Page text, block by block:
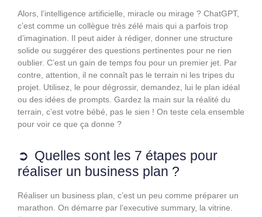
Alors, l’intelligence artificielle, miracle ou mirage ? ChatGPT,
c’est comme un collègue très zélé mais qui a parfois trop
d’imagination. Il peut aider à rédiger, donner une structure
solide ou suggérer des questions pertinentes pour ne rien
oublier. C’est un gain de temps fou pour un premier jet. Par
contre, attention, il ne connaît pas le terrain ni les tripes du
projet. Utilisez, le pour dégrossir, demandez, lui le plan idéal
ou des idées de prompts. Gardez la main sur la réalité du
terrain, c’est votre bébé, pas le sien ! On teste cela ensemble
pour voir ce que ça donne ?
Quelles sont les 7 étapes pour
réaliser un business plan ?
Réaliser un business plan, c’est un peu comme préparer un
marathon. On démarre par l’executive summary, la vitrine.